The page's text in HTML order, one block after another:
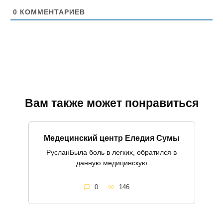
0 КОММЕНТАРИЕВ
Вам также может понравиться
Медецинский центр Еледия Сумы
РусланБыла боль в легких, обратился в
данную медицинскую
0 146